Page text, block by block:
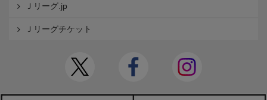
Ｊリーグ.jp
Ｊリーグチケット